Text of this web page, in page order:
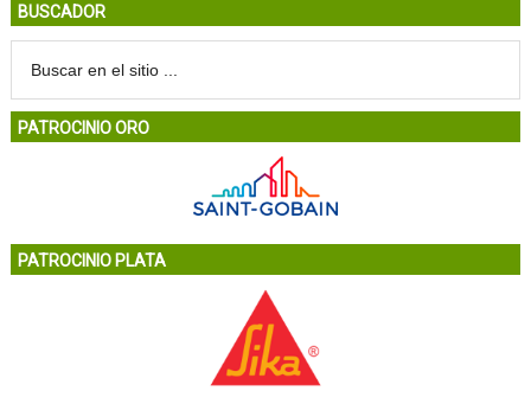
BUSCADOR
PATROCINIO ORO
PATROCINIO PLATA